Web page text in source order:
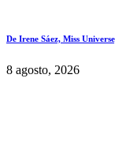
De Irene Sáez, Miss
8 agosto, 2026